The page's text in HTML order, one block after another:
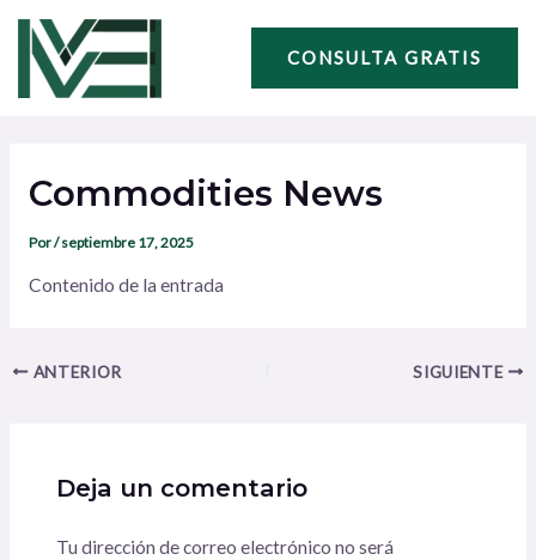
contenido
CONSULTA GRATIS
Commodities News
Por/septiembre 17, 2025
Contenido de la entrada
entradas
ANTERIOR SIGUIENTE
Deja un comentario
Tu dirección de correo electrónico no será